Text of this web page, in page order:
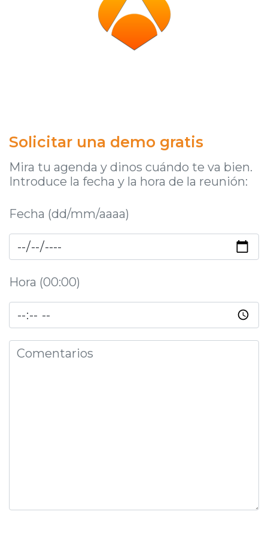
Solicitar una demo gratis
Mira tu agenda y dinos cuándo te va bien.
Introduce la fecha y la hora de la reunión:
Fecha (dd/mm/aaaa)
Hora (00:00)